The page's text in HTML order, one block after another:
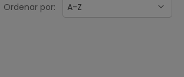
Ordenar por: A-Z